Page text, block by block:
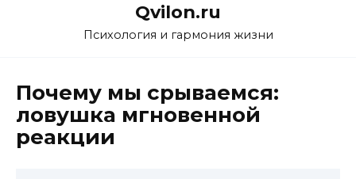
Qvilon.ru
Психология и гармония жизни
Почему мы срываемся:
ловушка мгновенной
реакции